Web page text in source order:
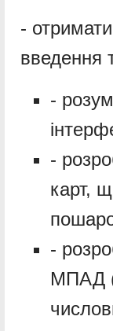
-
введення
-
-
карт,
-
МПАД